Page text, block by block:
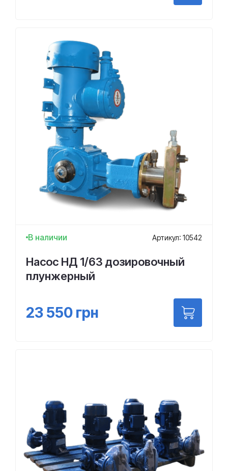
В наличии Артикул: 10542
Насос НД 1/63 дозировочный
плунжерный
23 550 грн